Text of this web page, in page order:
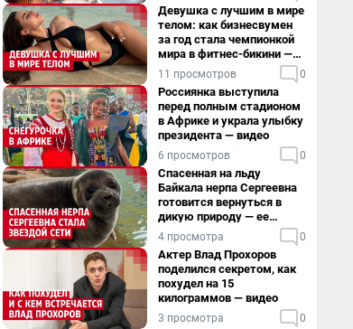
Девушка с лучшим в мире
телом: как бизнесвумен
за год стала чемпионкой
мира в фитнес-бикини —
видео
11 просмотров 0
Россиянка выступила
перед полным стадионом
в Африке и украла улыбку
президента — видео
6 просмотров 0
Спасенная на льду
Байкала нерпа Сергеевна
готовится вернуться в
дикую природу — ее
видеоистория
4 просмотра 0
Актер Влад Прохоров
поделился секретом, как
похудел на 15
килограммов — видео
3 просмотра 0